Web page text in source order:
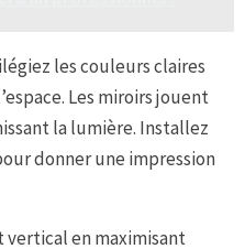
les couleurs claires
Les miroirs jouent
la lumière. Installez
donner une impression
vertical en maximisant